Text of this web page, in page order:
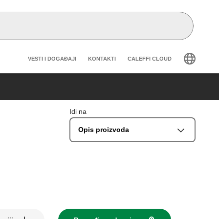
Header secondary navigation
VESTI I DOGAĐAJI KONTAKTI CALEFFI CLOUD
Idi na
Opis proizvoda